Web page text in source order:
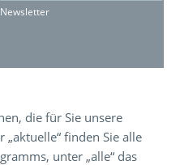
Newsletter
die für Sie unsere
finden Sie alle
unter „alle“ das